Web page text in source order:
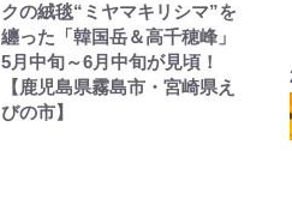
クの絨毯“ミヤマキリシマ”を
纏った「韓国岳＆高千穂峰」
5月中旬～6月中旬が見頃！
【鹿児島県霧島市・宮崎県え
びの市】